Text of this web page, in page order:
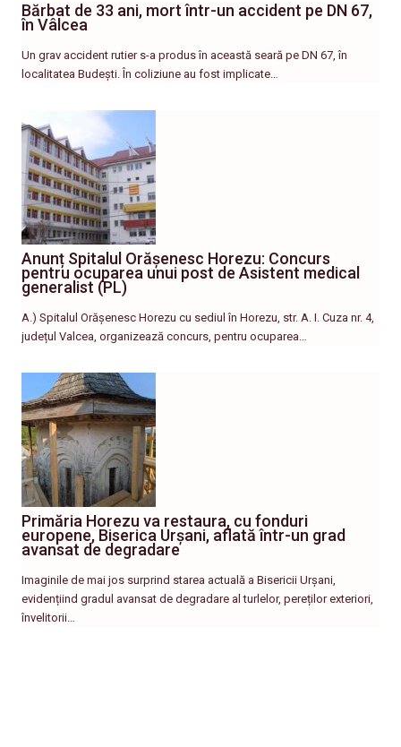
Bărbat de 33 ani, mort într-un accident pe DN 67,
în Vâlcea
Un grav accident rutier s-a produs în această seară pe DN 67, în
localitatea Budești. În coliziune au fost implicate…
Anunț Spitalul Orășenesc Horezu: Concurs
pentru ocuparea unui post de Asistent medical
generalist (PL)
A.) Spitalul Orășenesc Horezu cu sediul în Horezu, str. A. I. Cuza nr. 4,
județul Valcea, organizează concurs, pentru ocuparea…
Primăria Horezu va restaura, cu fonduri
europene, Biserica Urșani, aflată într-un grad
avansat de degradare
Imaginile de mai jos surprind starea actuală a Bisericii Urșani,
evidențiind gradul avansat de degradare al turlelor, pereților exteriori,
învelitorii…